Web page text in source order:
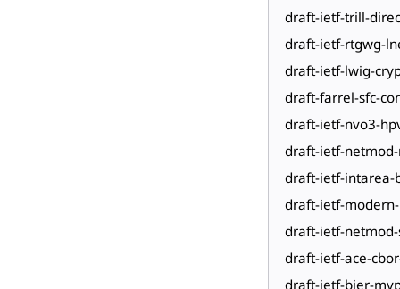
draft-ietf-trill-
draft-ietf-rtgwg-
draft-ietf-lwig-
draft-farrel-sfc-
draft-ietf-nvo3-
draft-ietf-
draft-ietf-intarea-
draft-ietf-
draft-ietf-
draft-ietf-ace-
draft-ietf-bier-